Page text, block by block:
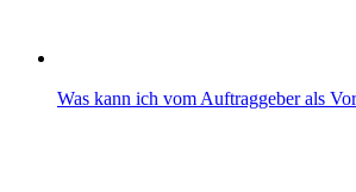
Was kann ich vom Auftraggeber als